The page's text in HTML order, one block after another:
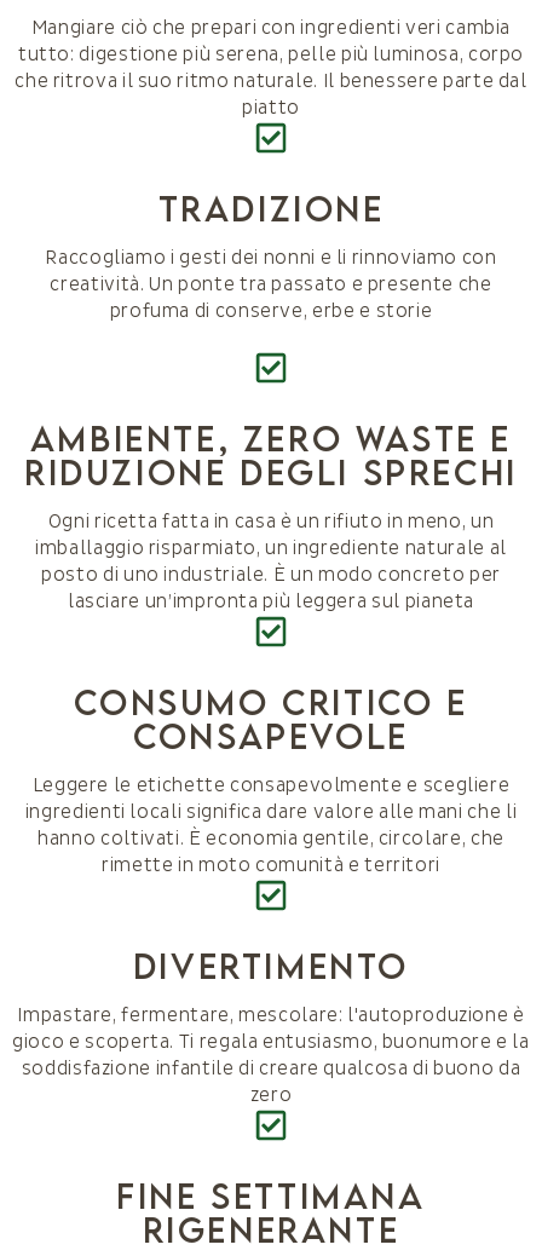
Mangiare ciò che prepari con ingredienti veri cambia
tutto: digestione più serena, pelle più luminosa, corpo
che ritrova il suo ritmo naturale. Il benessere parte dal
piatto
Tradizione
Raccogliamo i gesti dei nonni e li rinnoviamo con
creatività. Un ponte tra passato e presente che
profuma di conserve, erbe e storie
AMBIENTE, ZERO WASTE E
RIDUZIONE DEGLI SPRECHI
Ogni ricetta fatta in casa è un rifiuto in meno, un
imballaggio risparmiato, un ingrediente naturale al
posto di uno industriale. È un modo concreto per
lasciare un’impronta più leggera sul pianeta
consumo critico e
consapevole
Leggere le etichette consapevolmente e scegliere
ingredienti locali significa dare valore alle mani che li
hanno coltivati. È economia gentile, circolare, che
rimette in moto comunità e territori
divertimento
Impastare, fermentare, mescolare: l'autoproduzione è
gioco e scoperta. Ti regala entusiasmo, buonumore e la
soddisfazione infantile di creare qualcosa di buono da
zero
fine settimana
rigenerante